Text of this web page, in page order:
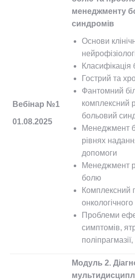
Вебінар №1
01.08.2025
менеджменту
синдромів
Основи
Гострий та
Фантомний
комплексний
больовий
Менеджмент
рівнях
допомоги
Менеджмент
болю
Комплексний
Проблеми
симптомів,
Модуль 2.